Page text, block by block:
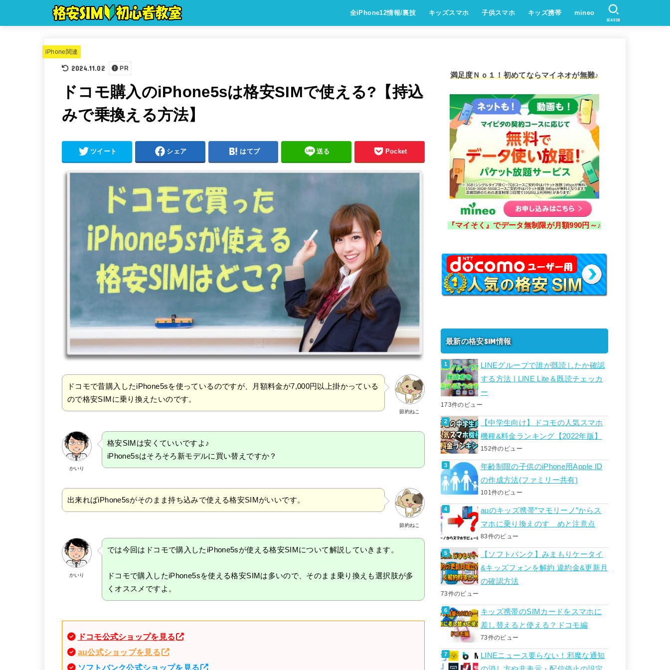
全iPhone12情報/裏技 キッズスマホ 子供スマホ キッズ携帯 mineo
SEARCH
iPhone関連
2024.11.02 PR
ドコモ購入のiPhone5sは格安SIMで使える?【持込
みで乗換える方法】
ツイート シェア はてブ 送る Pocket
節約ねこ
ドコモで昔購入したiPhone5sを使っているのですが、月額料金が7,000円以上掛かっている
ので格安SIMに乗り換えたいのです。
かいり
格安SIMは安くていいですよ♪
iPhone5sはそろそろ新モデルに買い替えですか？
節約ねこ
出来ればiPhone5sがそのまま持ち込みで使える格安SIMがいいです。
かいり
では今回はドコモで購入したiPhone5sが使える格安SIMについて解説していきます。
ドコモで購入したiPhone5sを使える格安SIMは多いので、そのまま乗り換えも選択肢が多
くオススメですよ。
ドコモ公式ショップを見る
au公式ショップを見る
ソフトバンク公式ショップを見る
満足度Ｎｏ１！初めてならマイネオが無難♪
『マイそく』でデータ無制限が月額990円～♪
最新の格安SIM情報
LINEグループで誰が既読したか確認
する方法 | LINE Lite＆既読チェッカ
ー
173件のビュー
【中学生向け】ドコモの人気スマホ
機種&料金ランキング【2022年版】
152件のビュー
年齢制限の子供のiPhone用Apple ID
の作成方法(ファミリー共有)
101件のビュー
auのキッズ携帯”マモリーノ”からス
マホに乗り換えのすゝめと注意点
83件のビュー
【ソフトバンク】みまもりケータイ
&キッズフォンを解約 違約金&更新月
の確認方法
73件のビュー
キッズ携帯のSIMカードをスマホに
差し替えると使える？ドコモ編
73件のビュー
LINEニュース要らない！邪魔な通知